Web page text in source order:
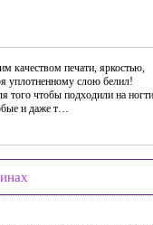
качеством печати, яркостью,
уплотненному слою белил!
того чтобы подходили на ногти
и даже т…